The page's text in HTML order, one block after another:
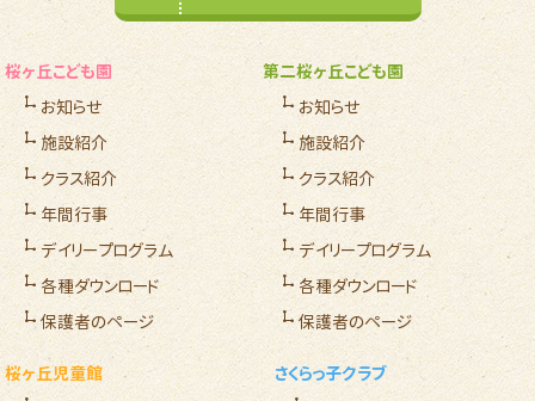
桜ヶ丘こども園
お知らせ
施設紹介
クラス紹介
年間行事
デイリープログラム
各種ダウンロード
保護者のページ
第二桜ヶ丘こども園
お知らせ
施設紹介
クラス紹介
年間行事
デイリープログラム
各種ダウンロード
保護者のページ
桜ヶ丘児童館
さくらっ子クラブ